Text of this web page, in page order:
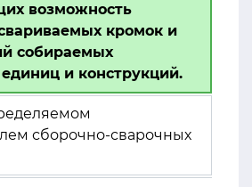
возможность
кромок и
собираемых
и конструкций.
сборочно-сварочных